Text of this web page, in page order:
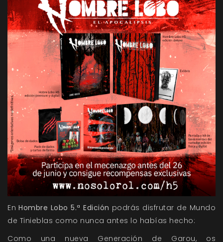
En Hombre Lobo 5.ª Edición podrás disfrutar de Mundo
de Tinieblas como nunca antes lo habías hecho:
Como una nueva Generación de Garou, os